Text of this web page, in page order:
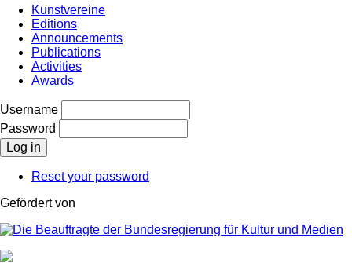
Kunstvereine
Editions
Announcements
Publications
Activities
Awards
Username
Password
Reset your password
Gefördert von